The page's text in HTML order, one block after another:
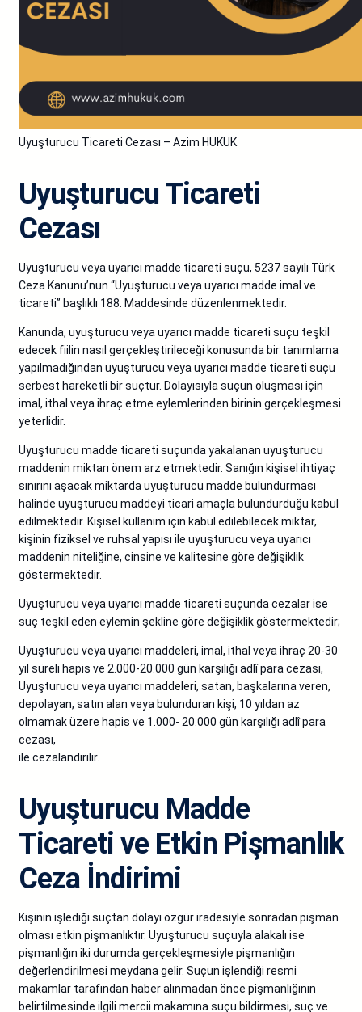
Uyuşturucu Ticareti Cezası – Azim HUKUK
Uyuşturucu Ticareti
Cezası
Uyuşturucu veya uyarıcı madde ticareti suçu, 5237 sayılı Türk
Ceza Kanunu’nun “Uyuşturucu veya uyarıcı madde imal ve
ticareti” başlıklı 188. Maddesinde düzenlenmektedir.
Kanunda, uyuşturucu veya uyarıcı madde ticareti suçu teşkil
edecek fiilin nasıl gerçekleştirileceği konusunda bir tanımlama
yapılmadığından uyuşturucu veya uyarıcı madde ticareti suçu
serbest hareketli bir suçtur. Dolayısıyla suçun oluşması için
imal, ithal veya ihraç etme eylemlerinden birinin gerçekleşmesi
yeterlidir.
Uyuşturucu madde ticareti suçunda yakalanan uyuşturucu
maddenin miktarı önem arz etmektedir. Sanığın kişisel ihtiyaç
sınırını aşacak miktarda uyuşturucu madde bulundurması
halinde uyuşturucu maddeyi ticari amaçla bulundurduğu kabul
edilmektedir. Kişisel kullanım için kabul edilebilecek miktar,
kişinin fiziksel ve ruhsal yapısı ile uyuşturucu veya uyarıcı
maddenin niteliğine, cinsine ve kalitesine göre değişiklik
göstermektedir.
Uyuşturucu veya uyarıcı madde ticareti suçunda cezalar ise
suç teşkil eden eylemin şekline göre değişiklik göstermektedir;
Uyuşturucu veya uyarıcı maddeleri, imal, ithal veya ihraç 20-30
yıl süreli hapis ve 2.000-20.000 gün karşılığı adlî para cezası,
Uyuşturucu veya uyarıcı maddeleri, satan, başkalarına veren,
depolayan, satın alan veya bulunduran kişi, 10 yıldan az
olmamak üzere hapis ve 1.000- 20.000 gün karşılığı adlî para
cezası,
ile cezalandırılır.
Uyuşturucu Madde
Ticareti ve Etkin Pişmanlık
Ceza İndirimi
Kişinin işlediği suçtan dolayı özgür iradesiyle sonradan pişman
olması etkin pişmanlıktır. Uyuşturucu suçuyla alakalı ise
pişmanlığın iki durumda gerçekleşmesiyle pişmanlığın
değerlendirilmesi meydana gelir. Suçun işlendiği resmi
makamlar tarafından haber alınmadan önce pişmanlığının
belirtilmesinde ilgili mercii makamına suçu bildirmesi, suç ve